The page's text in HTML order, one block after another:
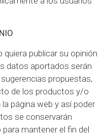
quiera publicar su opinión
datos aportados serán
propuestas,
de los productos y/o
página web y así poder
se conservarán
mantener el fin del